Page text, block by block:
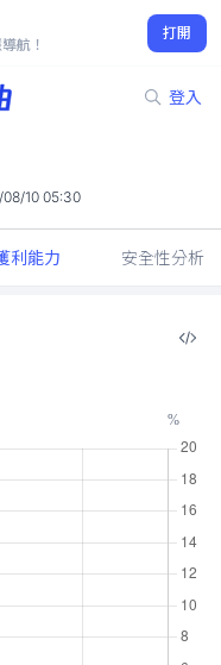
航！
打開
登入
08/10 05:30
利能力 安全性分析